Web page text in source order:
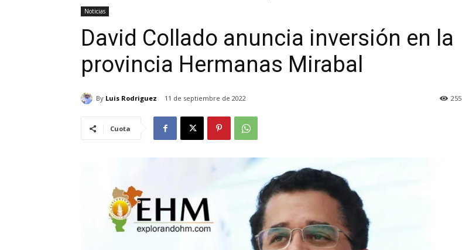
Noticias
David Collado anuncia inversión en la
provincia Hermanas Mirabal
By Luis Rodriguez 11 de septiembre de 2022 255
Cuota